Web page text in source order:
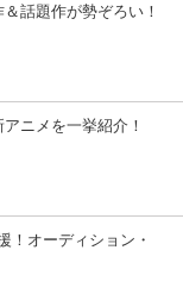
話題作が勢ぞろい！
ニメを一挙紹介！
！オーディション・